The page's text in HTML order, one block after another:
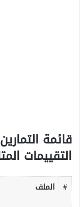
قائمة
التقييمات
# الملف